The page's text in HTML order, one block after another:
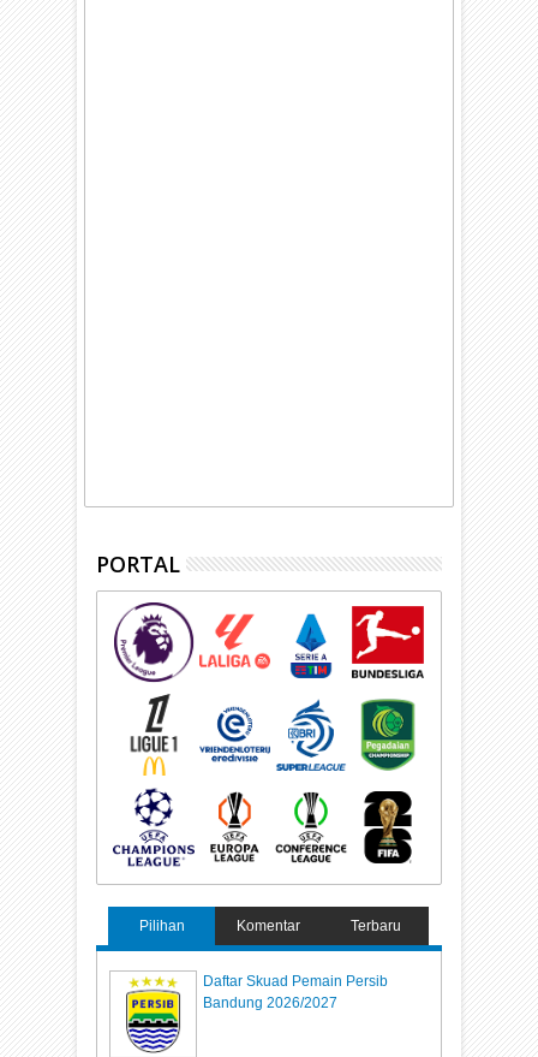
PORTAL
Pilihan Komentar Terbaru
Daftar Skuad Pemain Persib
Bandung 2026/2027